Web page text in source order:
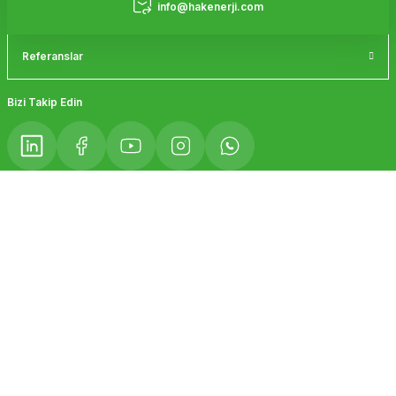
info@hakenerji.com
Referanslar
Bizi Takip Edin